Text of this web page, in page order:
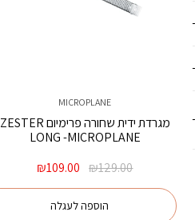
MICROPLANE
מגרדת ידית שחורה פרימיום ZESTER
LONG -MICROPLANE
₪129.00
המחיר
₪129.00.
₪109.00 המחיר
הוספה לעגלה